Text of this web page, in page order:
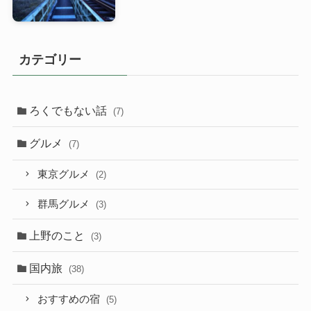
カテゴリー
ろくでもない話 (7)
グルメ (7)
東京グルメ (2)
群馬グルメ (3)
上野のこと (3)
国内旅 (38)
おすすめの宿 (5)